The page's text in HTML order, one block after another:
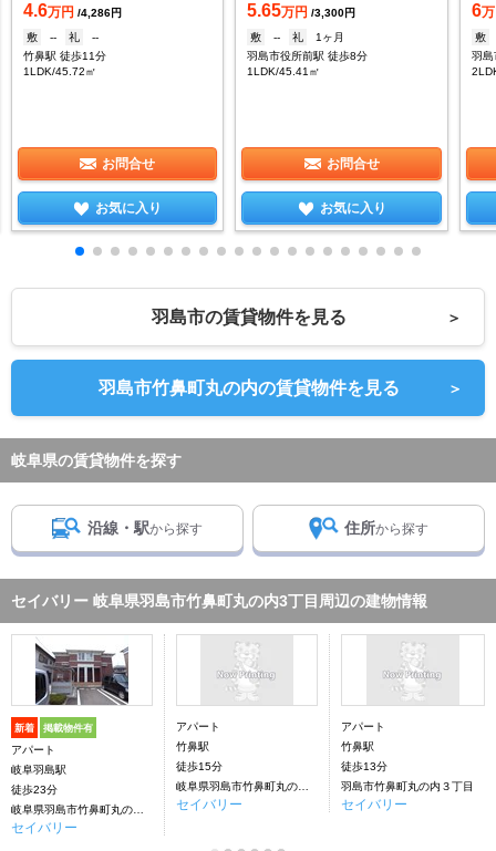
4.6万円 /4,286円
敷
-- 礼
--
竹鼻駅 徒歩11分
1LDK/45.72㎡
お問合せ
お気に入り
5.65万円 /3,300円
敷
-- 礼
1ヶ月
羽島市役所前駅 徒歩8分
1LDK/45.41㎡
お問合せ
お気に入り
6
敷
羽島
羽島市の賃貸物件を見る ＞
羽島市竹鼻町丸の内の賃貸物件を見る ＞
岐阜県の賃貸物件を探す
沿線・駅から探す 住所から探す
セイバリー 岐阜県羽島市竹鼻町丸の内3丁目周辺の建物情報
新着 掲載物件有
アパート
岐阜羽島駅
徒歩23分
セイバリー
アパート
竹鼻駅
徒歩15分
セイバリー
アパート
竹鼻駅
徒歩13分
羽島市竹鼻町丸の内３丁目
セイバリー